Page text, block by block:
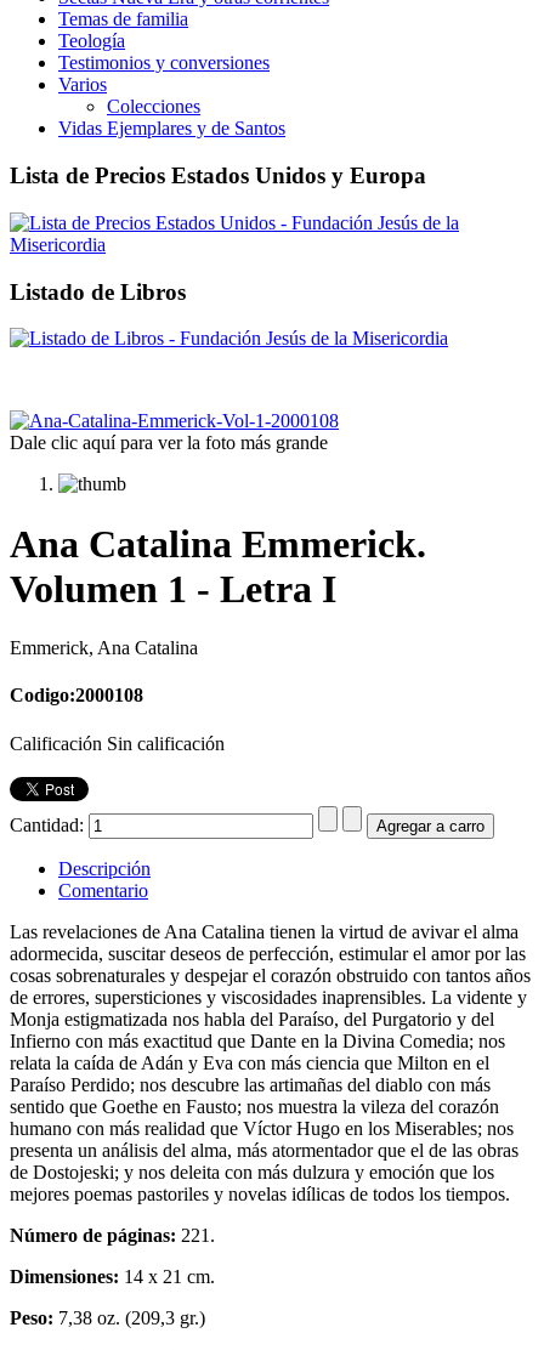
Temas de familia
Teología
Testimonios y conversiones
Varios
Colecciones
Vidas Ejemplares y de Santos
Lista de Precios Estados Unidos y Europa
Listado de Libros
Dale clic aquí para ver la foto más grande
Ana Catalina Emmerick.
Volumen 1 - Letra I
Emmerick, Ana Catalina
Codigo:2000108
Calificación Sin calificación
Cantidad:
Descripción
Comentario
Las revelaciones de Ana Catalina tienen la virtud de avivar el alma
adormecida, suscitar deseos de perfección, estimular el amor por las
cosas sobrenaturales y despejar el corazón obstruido con tantos años
de errores, supersticiones y viscosidades inaprensibles. La vidente y
Monja estigmatizada nos habla del Paraíso, del Purgatorio y del
Infierno con más exactitud que Dante en la Divina Comedia; nos
relata la caída de Adán y Eva con más ciencia que Milton en el
Paraíso Perdido; nos descubre las artimañas del diablo con más
sentido que Goethe en Fausto; nos muestra la vileza del corazón
humano con más realidad que Víctor Hugo en los Miserables; nos
presenta un análisis del alma, más atormentador que el de las obras
de Dostojeski; y nos deleita con más dulzura y emoción que los
mejores poemas pastoriles y novelas idílicas de todos los tiempos.
Número de páginas: 221.
Dimensiones: 14 x 21 cm.
Peso: 7,38 oz. (209,3 gr.)